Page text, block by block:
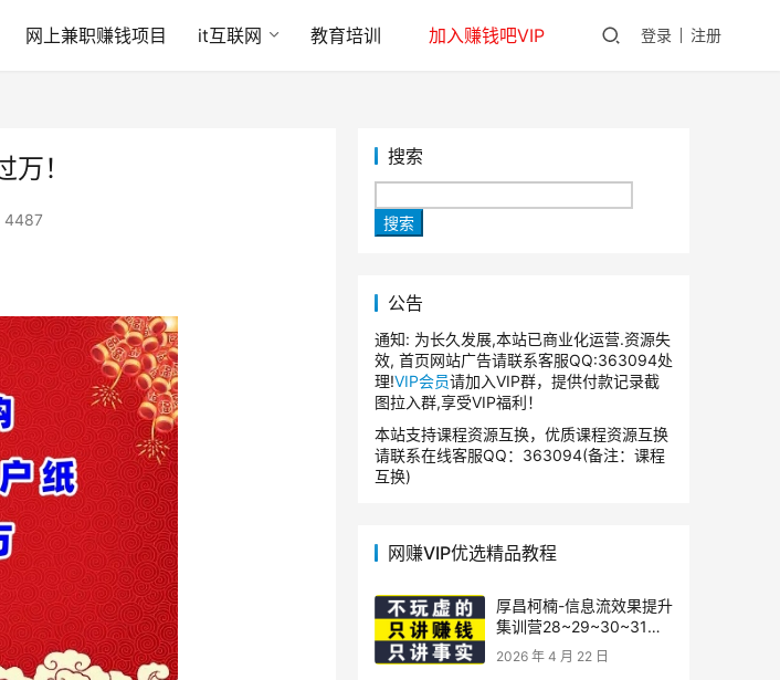
网上兼职赚钱项目 it互联网 教育培训 加入赚钱吧VIP 登录 注册
！
4487
搜索
搜索
公告
通知: 为长久发展,本站已商业化运营.资源失
效, 首页网站广告请联系客服QQ:363094处
理!VIP会员请加入VIP群，提供付款记录截
图拉入群,享受VIP福利！
本站支持课程资源互换，优质课程资源互换
请联系在线客服QQ：363094(备注：课程
互换)
网赚VIP优选精品教程
厚昌柯楠-信息流效果提升
集训营28~29~30~31
期，智能投放·巨量AD/百
度优化·AI提效指南
2026 年 4 月 22 日